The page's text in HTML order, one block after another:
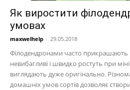
Як виростити
умовах
maxwelhelp - 29.05.2018
Філодендронами часто прикрашають
невибагливі і швидко ростуть при
виглядають дуже оригінально.
домашніх умов сортів дозволяє